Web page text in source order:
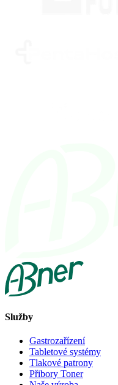
Služby
Gastrozařízení
Tabletové systémy
Tlakové patrony
Přibory Toner